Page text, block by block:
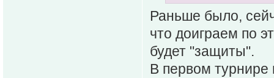
Раньше было,
что доиграем по
будет "защиты".
В первом турнире